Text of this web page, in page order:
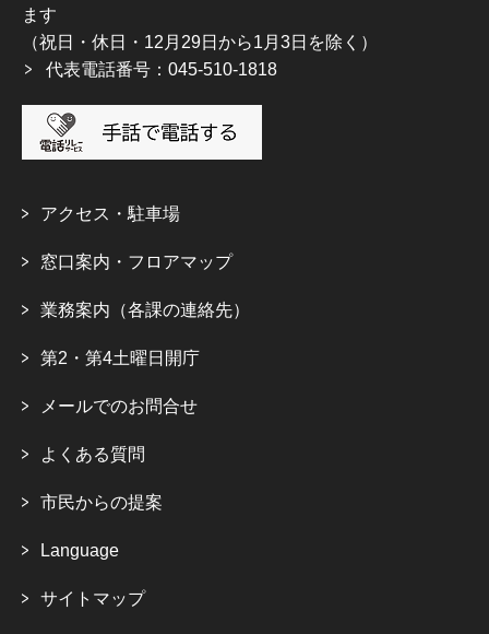
ます
（祝日・休日・12月29日から1月3日を除く）
代表電話番号：045-510-1818
アクセス・駐車場
窓口案内・フロアマップ
業務案内（各課の連絡先）
第2・第4土曜日開庁
メールでのお問合せ
よくある質問
市民からの提案
Language
サイトマップ